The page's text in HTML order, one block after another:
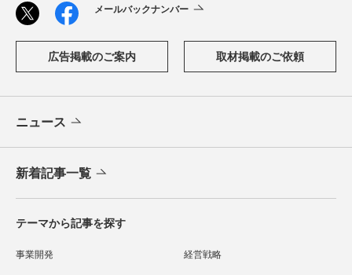
メールバックナンバー
広告掲載のご案内 取材掲載のご依頼
ニュース
新着記事一覧
テーマから記事を探す
事業開発 経営戦略